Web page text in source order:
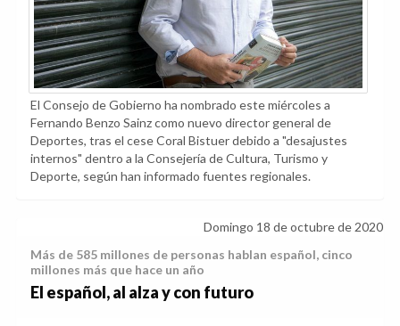
El Consejo de Gobierno ha nombrado este miércoles a
Fernando Benzo Sainz como nuevo director general de
Deportes, tras el cese Coral Bistuer debido a "desajustes
internos" dentro a la Consejería de Cultura, Turismo y
Deporte, según han informado fuentes regionales.
Domingo 18 de octubre de 2020
Más de 585 millones de personas hablan español, cinco
millones más que hace un año
El español, al alza y con futuro